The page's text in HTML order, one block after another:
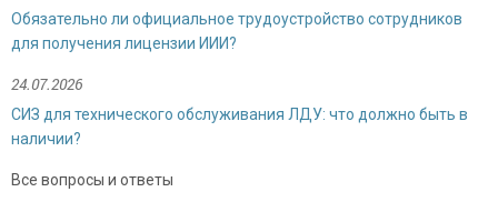
Специалист по продажам
Обязательно ли официальное трудоустройство сотрудников
для получения лицензии ИИИ?
24.07.2026
СИЗ для технического обслуживания ЛДУ: что должно быть в
наличии?
Все вопросы и ответы